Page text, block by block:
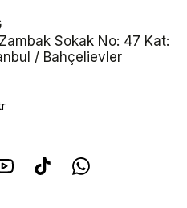
Sokak No: 47 Kat:
/ Bahçelievler